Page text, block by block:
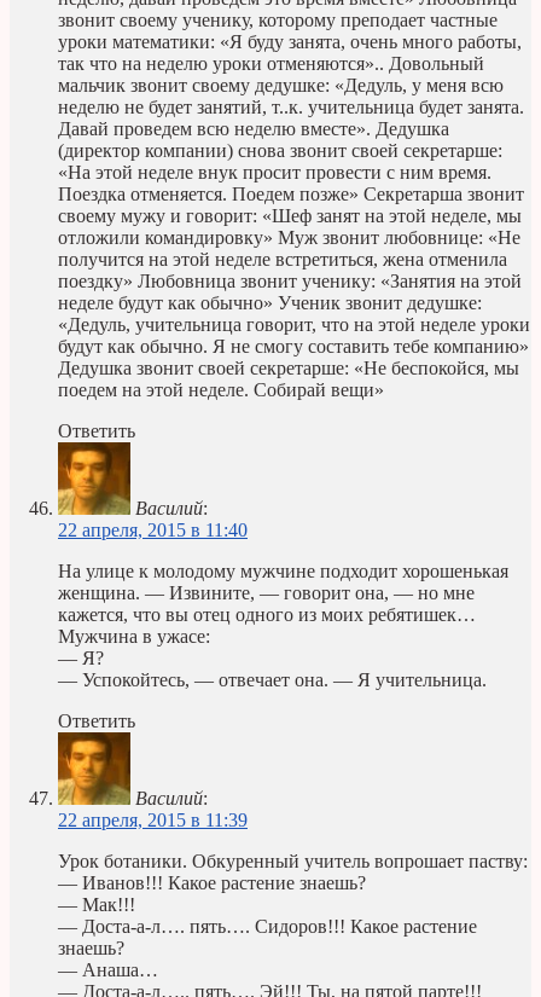
звонит своему ученику, которому преподает частные
уроки математики: «Я буду занята, очень много работы,
так что на неделю уроки отменяются».. Довольный
мальчик звонит своему дедушке: «Дедуль, у меня всю
неделю не будет занятий, т..к. учительница будет занята.
Давай проведем всю неделю вместе». Дедушка
(директор компании) снова звонит своей секретарше:
«На этой неделе внук просит провести с ним время.
Поездка отменяется. Поедем позже» Секретарша звонит
своему мужу и говорит: «Шеф занят на этой неделе, мы
отложили командировку» Муж звонит любовнице: «Не
получится на этой неделе встретиться, жена отменила
поездку» Любовница звонит ученику: «Занятия на этой
неделе будут как обычно» Ученик звонит дедушке:
«Дедуль, учительница говорит, что на этой неделе уроки
будут как обычно. Я не смогу составить тебе компанию»
Дедушка звонит своей секретарше: «Не беспокойся, мы
поедем на этой неделе. Собирай вещи»
Ответить
Василий:
22 апреля, 2015 в 11:40
На улице к молодому мужчине подходит хорошенькая
женщина. — Извините, — говорит она, — но мне
кажется, что вы отец одного из моих ребятишек…
Мужчина в ужасе:
— Я?
— Успокойтесь, — отвечает она. — Я учительница.
Ответить
Василий:
22 апреля, 2015 в 11:39
Урок ботаники. Обкуренный учитель вопрошает паству:
— Иванов!!! Какое растение знаешь?
— Мак!!!
— Доста-а-л…. пять…. Сидоров!!! Какое растение
знаешь?
— Анаша…
— Доста-а-л….. пять…. Эй!!! Ты, на пятой парте!!!